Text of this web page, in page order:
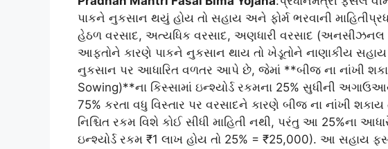
પાકને નુકસાન થયું હોય તો સહાય અને ફોર્મ ભરવાની
હેઠળ વરસાદ, અત્યધિક વરસાદ, અણધારી વરસાદ (અનસીઝનલ
આફતોને કારણે પાકને નુકસાન થાય તો ખેડૂતોને નાણાકીય
નુકસાન પર આધારિત વળતર આપે છે, જેમાં **બીજ ના નાંખી
Sowing)**ના કિસ્સામાં ઇન્શ્યોર્ડ રકમના 25% સુધીની
75% કરતા વધુ વિસ્તાર પર વરસાદને કારણે બીજ ના નાંખી
નિશ્ચિત રકમ વિશે કોઈ સીધી માહિતી નથી, પરંતુ આ 25%ના
ઇન્શ્યોર્ડ રકમ ₹1 લાખ હોય તો 25% = ₹25,000). આ સહાય